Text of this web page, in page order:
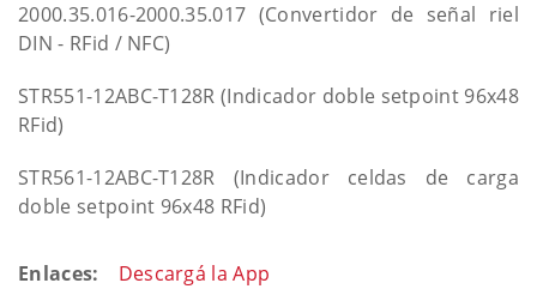
2000.35.016-2000.35.017 (Convertidor de señal riel
DIN - RFid / NFC)
STR551-12ABC-T128R (Indicador doble setpoint 96x48
RFid)
STR561-12ABC-T128R (Indicador celdas de carga
doble setpoint 96x48 RFid)
Enlaces: Descargá la App